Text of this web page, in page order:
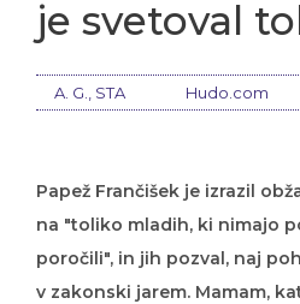
je svetoval
A. G., STA Hudo.com
Papež Frančišek je izrazil
na "toliko mladih, ki nimajo
poročili", in jih pozval, naj
v zakonski jarem. Mamam,